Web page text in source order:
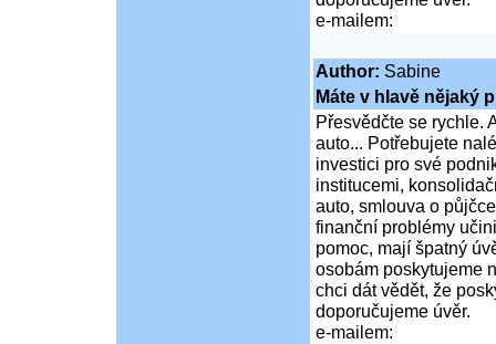
e-mailem:
Author: Sabine
Máte v hlavě nějaký
Přesvědčte se rychle.
auto... Potřebujete
investici pro své
institucemi,
auto, smlouva o
finanční problémy
pomoc, mají špatný
osobám poskytujeme
chci dát vědět, že
doporučujeme úvěr.
e-mailem: